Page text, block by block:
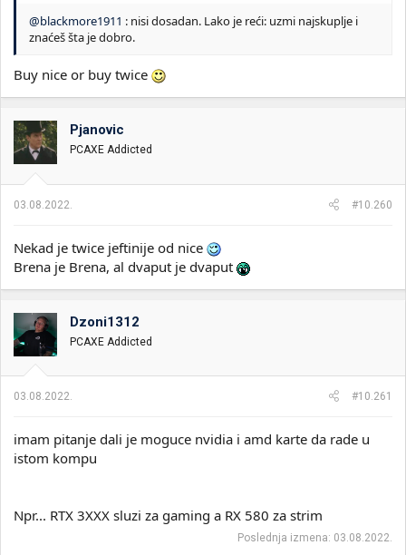
@blackmore1911 : nisi dosadan. Lako je reći: uzmi najskuplje i
znaćeš šta je dobro.
Buy nice or buy twice
Pjanovic
PCAXE Addicted
03.08.2022. #10.260
Nekad je twice jeftinije od nice
Brena je Brena, al dvaput je dvaput
Dzoni1312
PCAXE Addicted
03.08.2022. #10.261
imam pitanje dali je moguce nvidia i amd karte da rade u
istom kompu
Npr... RTX 3XXX sluzi za gaming a RX 580 za strim
Poslednja izmena: 03.08.2022.